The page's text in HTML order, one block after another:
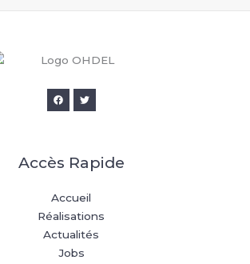
Accès Rapide
Accueil
Réalisations
Actualités
Jobs